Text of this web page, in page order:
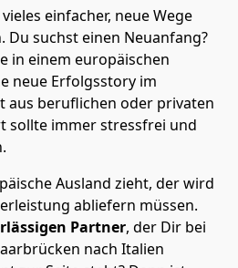
einfacher, neue Wege
Du suchst einen Neuanfang?
in einem europäischen
neue Erfolgsstory im
aus beruflichen oder privaten
sollte immer stressfrei und
Ausland zieht, der wird
abliefern müssen.
Partner, der Dir bei
nach Italien